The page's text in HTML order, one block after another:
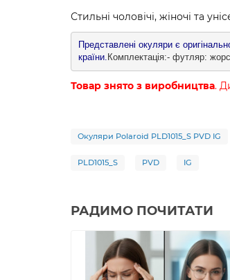
Стильні чоловічі, жіночі та
Представлені окуляри є
країни. Комплектація:- футляр:
Товар знято з виробництва.
Окуляри Polaroid PLD1015_S PVD IG
PLD1015_S PVD IG
РАДИМО ПОЧИТАТИ